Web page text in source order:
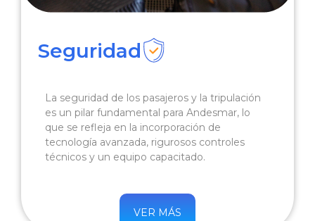
Seguridad
La seguridad de los pasajeros y la tripulación
es un pilar fundamental para Andesmar, lo
que se refleja en la incorporación de
tecnología avanzada, rigurosos controles
técnicos y un equipo capacitado.
VER MÁS